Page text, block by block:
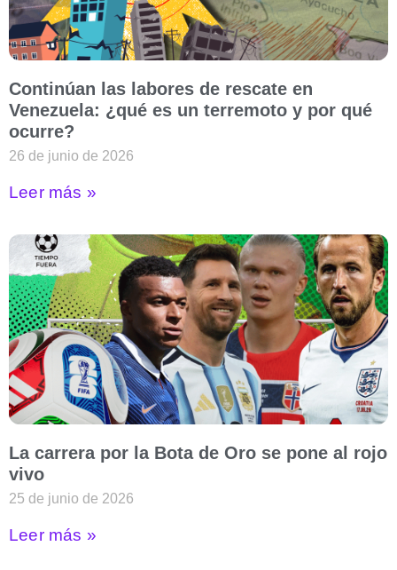
Continúan las labores de rescate en
Venezuela: ¿qué es un terremoto y por qué
ocurre?
26 de junio de 2026
Leer más »
La carrera por la Bota de Oro se pone al rojo
vivo
25 de junio de 2026
Leer más »